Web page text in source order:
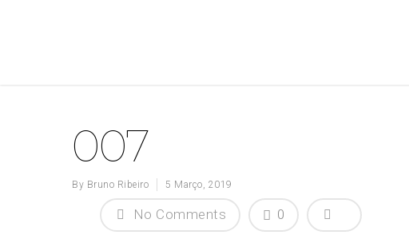
007
By Bruno Ribeiro 5 Março, 2019
No Comments 0